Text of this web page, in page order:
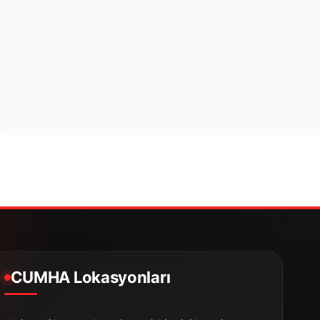
CUMHA Lokasyonları